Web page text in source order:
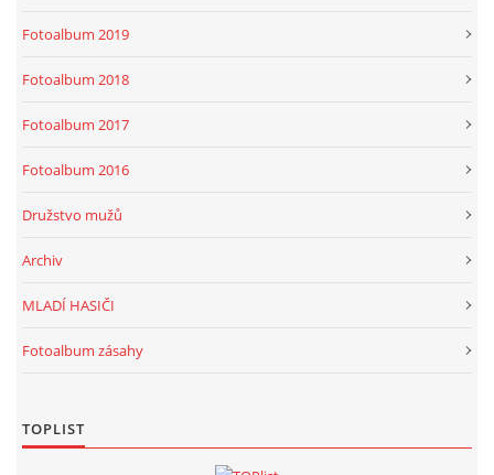
Fotoalbum 2019
Fotoalbum 2018
Fotoalbum 2017
Fotoalbum 2016
Družstvo mužů
Archiv
MLADÍ HASIČI
Fotoalbum zásahy
TOPLIST